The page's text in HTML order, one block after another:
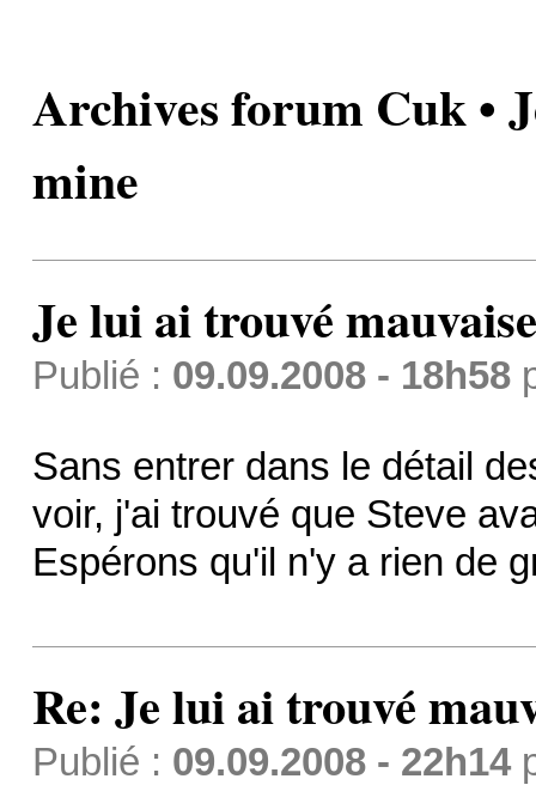
Archives forum Cuk •
mine
Je lui ai trouvé
Publié : 09.09.2008 - 18h58
Sans entrer dans le détail
voir, j'ai trouvé que Steve
Espérons qu'il n'y a rien de
Re: Je lui ai trouvé
Publié : 09.09.2008 - 22h14